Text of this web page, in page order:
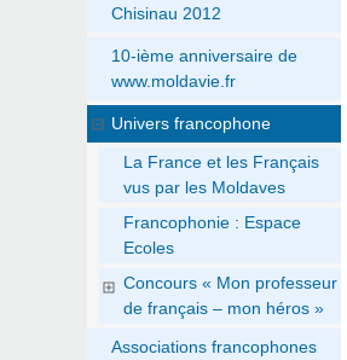
Chisinau 2012
10-ième anniversaire de
www.moldavie.fr
Univers francophone
La France et les Français
vus par les Moldaves
Francophonie : Espace
Ecoles
Concours « Mon professeur
de français – mon héros »
Associations francophones